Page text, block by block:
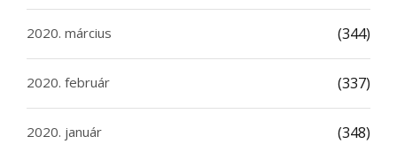
2020. március (344)
2020. február (337)
2020. január (348)